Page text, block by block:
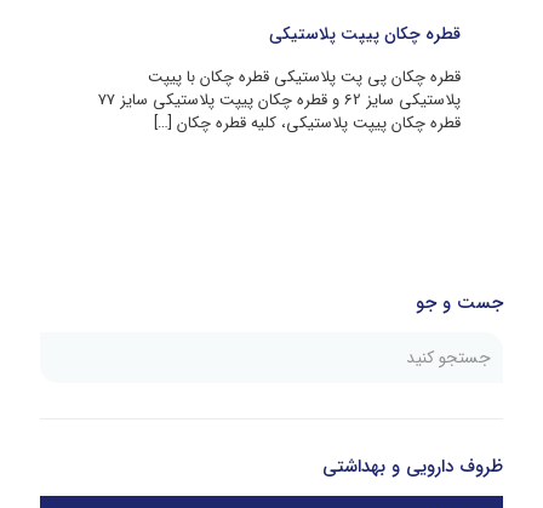
قطره چکان پیپت پلاستیکی
قطره چکان پی پت پلاستیکی قطره چکان با پیپت
پلاستیکی سایز 62 و قطره چکان پیپت پلاستیکی سایز 77
قطره چکان پیپت پلاستیکی، کلیه قطره چکان […]
جست و جو
ظروف دارویی و بهداشتی